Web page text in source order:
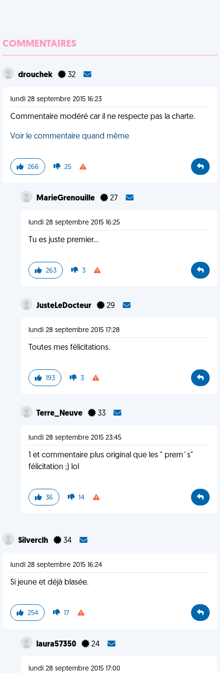
COMMENTAIRES
drouchek 32
lundi 28 septembre 2015 16:23
Commentaire modéré car il ne respecte pas la charte.
Voir le commentaire quand même
266 25
MarieGrenouille 27
lundi 28 septembre 2015 16:25
Tu es juste premier...
263 3
JusteLeDocteur 29
lundi 28 septembre 2015 17:28
Toutes mes félicitations.
193 3
Terre_Neuve 33
lundi 28 septembre 2015 23:45
1 et commentaire plus original que les " prem´s"
félicitation ;) lol
36 14
Silverclh 34
lundi 28 septembre 2015 16:24
Si jeune et déjà blasée.
254 17
laura57350 24
lundi 28 septembre 2015 17:00